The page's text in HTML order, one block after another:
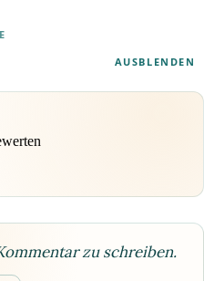
AUSBLENDEN
zu schreiben.